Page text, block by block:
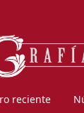
reciente